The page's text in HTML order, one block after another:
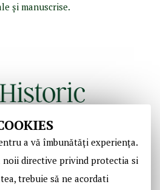
a vă îmbunătăți experiența.
noii directive privind protectia si
trebuie să ne acordati
şi manuscrise.
de Licitaţii Historic SRL